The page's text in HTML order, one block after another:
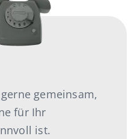
gemeinsam,
für Ihr
ist.